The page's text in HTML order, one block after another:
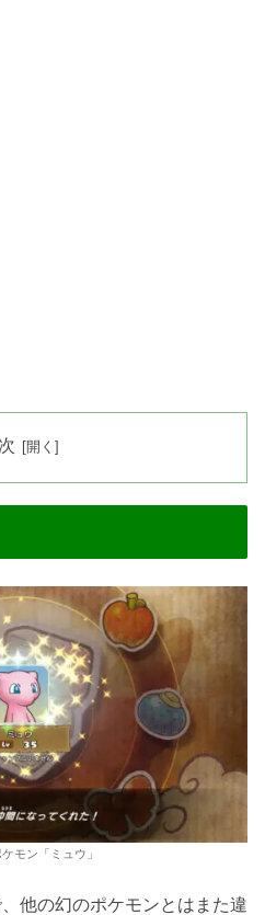
モン「ミュウ」
他の幻のポケモンとはまた違